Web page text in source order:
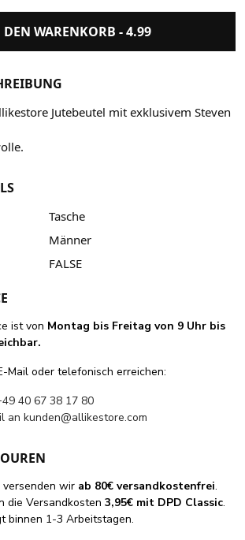
WARENKORB -4.99
Jutebeutel mit exklusivem Steven
Tasche
Männer
FALSE
ist von Montag bis Freitag von 9 Uhr bis
Mail oder telefonisch erreichen:
40 67 38 17 80
an kunden@allikestore.com
versenden wir ab 80€ versandkostenfrei.
die Versandkosten 3,95€ mit DPD Classic.
binnen 1-3 Arbeitstagen.